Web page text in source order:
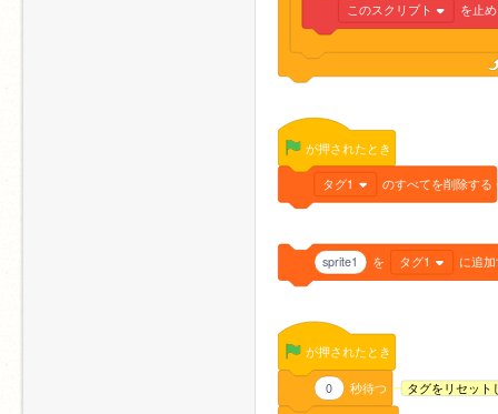
このスクリプト を止
が押されたとき
タグ1 のすべてを削除する
sprite1 を タグ1 に追
が押されたとき
0 秒待つ タグをリセット